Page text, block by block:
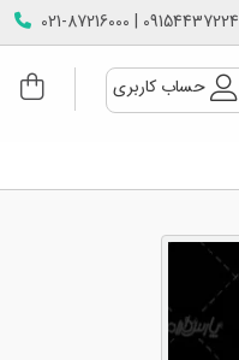
09154437224 | 021-87216000
حساب کاربری